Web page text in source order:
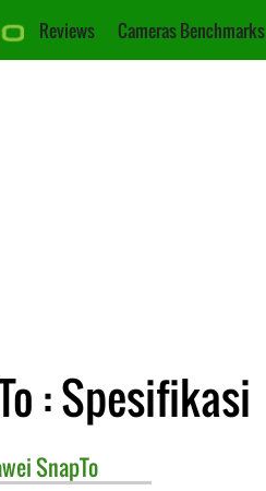
Reviews Cameras Benchmarks
: Spesifikasi
SnapTo